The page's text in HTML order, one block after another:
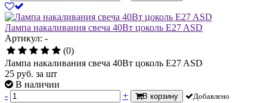
Лампа накаливания свеча 40Вт цоколь E27 ASD
Артикул: -
(0)
Лампа накаливания свеча 40Вт цоколь E27 ASD
25 руб. за шт
В наличии
-
+ В корзину Добавлено